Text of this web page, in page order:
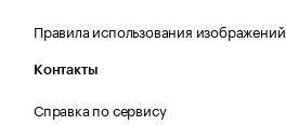
Правила использования изображений
Контакты
Справка по сервису